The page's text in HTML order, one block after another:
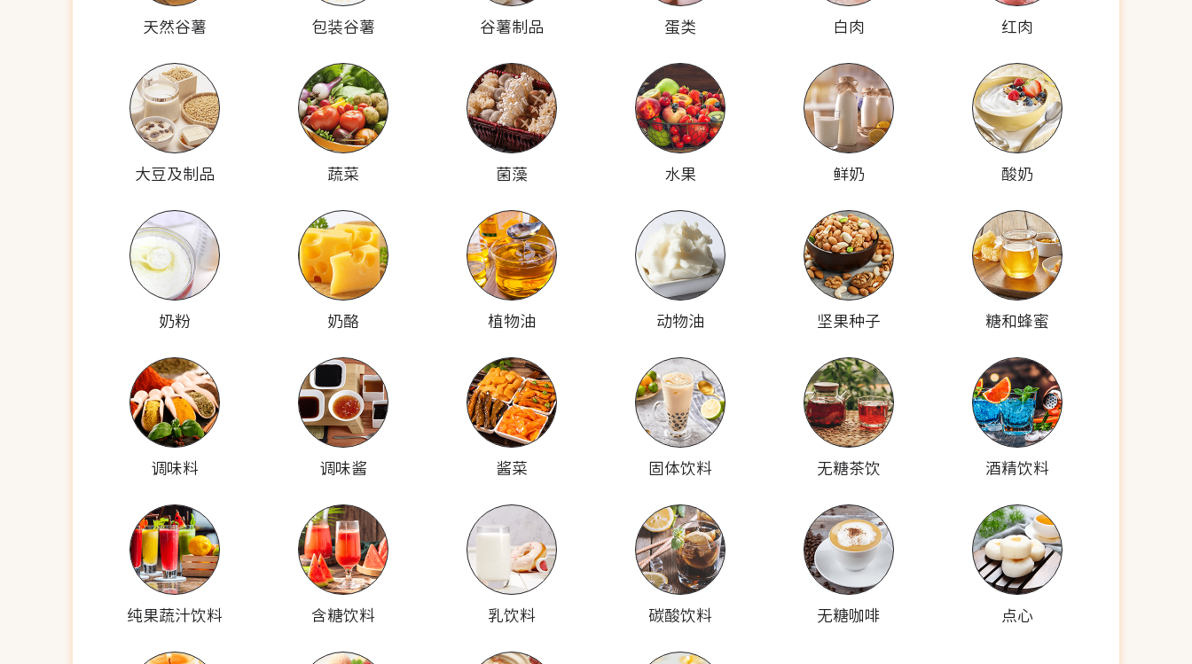
天然谷薯 包装谷薯 谷薯制品 蛋类 白肉 红肉
大豆及制品 蔬菜 菌藻 水果 鲜奶 酸奶
奶粉 奶酪 植物油 动物油 坚果种子 糖和蜂蜜
调味料 调味酱 酱菜 固体饮料 无糖茶饮 酒精饮料
纯果蔬汁饮料 含糖饮料 乳饮料 碳酸饮料 无糖咖啡 点心